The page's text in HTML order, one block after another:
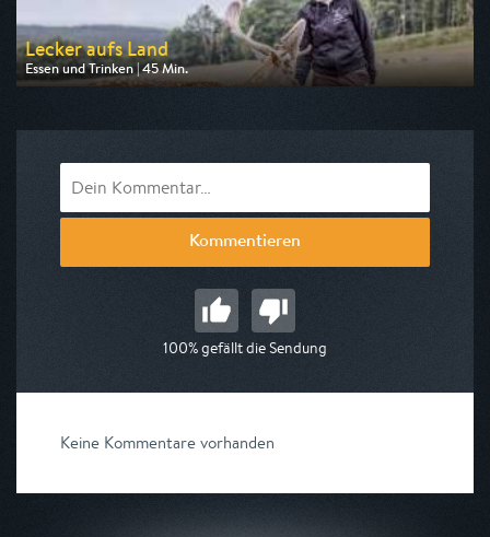
Lecker aufs Land
Essen und Trinken | 45 Min.
Ausgestrahlt von SWR
Kommentieren
100% gefällt die Sendung
Keine Kommentare vorhanden